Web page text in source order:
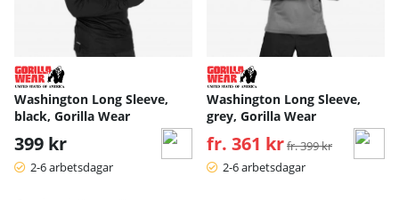
Washington Long Sleeve,
black, Gorilla Wear
399 kr
2-6 arbetsdagar
Washington Long Sleeve,
grey, Gorilla Wear
fr. 361 kr Ordinarie pris:
fr. 399 kr
2-6 arbetsdagar